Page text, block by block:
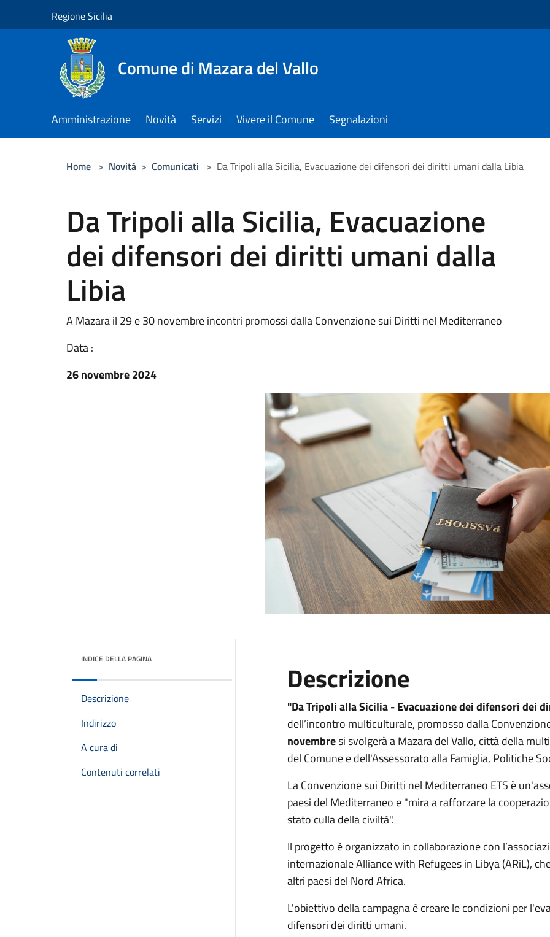
Regione Sicilia
Comune di Mazara del Vallo
Amministrazione Novità Servizi Vivere il Comune Segnalazioni
Home > Novità > Comunicati > Da Tripoli alla Sicilia, Evacuazione dei difensori dei diritti umani dalla Libia
Da Tripoli alla Sicilia, Evacuazione
dei difensori dei diritti umani dalla
Libia
A Mazara il 29 e 30 novembre incontri promossi dalla Convenzione sui Diritti nel Mediterraneo
Data :
26 novembre 2024
INDICE DELLA PAGINA
Descrizione
Indirizzo
A cura di
Contenuti correlati
Descrizione
"Da Tripoli alla Sicilia - Evacuazione dei difensori dei
dell’incontro multiculturale, promosso dalla
novembresi svolgerà a Mazara del Vallo, città della
del Comune e dell'Assessorato alla Famiglia, Politiche
La Convenzione sui Diritti nel Mediterraneo ETS è
paesi del Mediterraneo e "mira a rafforzare la
stato culla della civiltà".
Il progetto è organizzato in collaborazione con
internazionale Alliance with Refugees in Libya (ARiL),
altri paesi del Nord Africa.
L'obiettivo della campagna è creare le condizioni per
difensori dei diritti umani.